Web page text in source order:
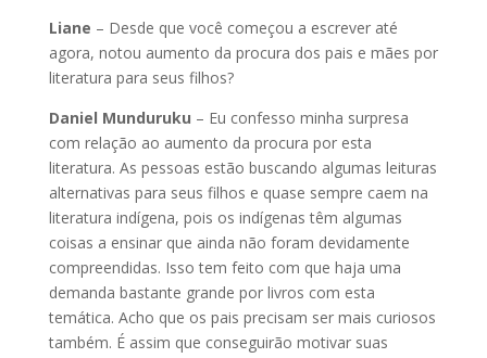
Liane – Desde que você começou a escrever até
agora, notou aumento da procura dos pais e mães por
literatura para seus filhos?
Daniel Munduruku – Eu confesso minha surpresa
com relação ao aumento da procura por esta
literatura. As pessoas estão buscando algumas leituras
alternativas para seus filhos e quase sempre caem na
literatura indígena, pois os indígenas têm algumas
coisas a ensinar que ainda não foram devidamente
compreendidas. Isso tem feito com que haja uma
demanda bastante grande por livros com esta
temática. Acho que os pais precisam ser mais curiosos
também. É assim que conseguirão motivar suas